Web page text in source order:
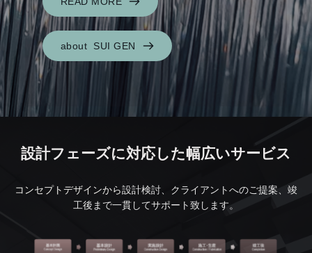
about SUI GEN
設計フェーズに対応した幅広いサービス
コンセプトデザインから設計検討、クライアントへのご提案、竣
工後まで一貫してサポート致します。